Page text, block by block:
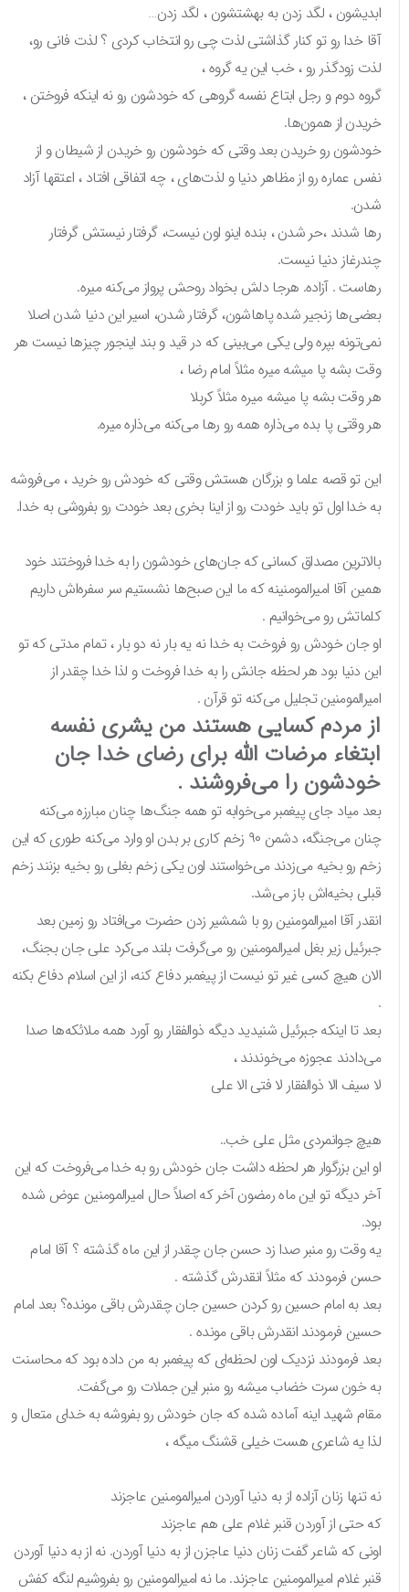
ابدیشون ، لگد زدن به بهشتشون ، لگد زدن…
آقا خدا رو تو کنار گذاشتی لذت چی رو انتخاب کردی ؟ لذت فانی رو،
لذت زودگذر رو ، خب این یه گروه ،
گروه دوم و رجل ابتاع نفسه گروهی که خودشون رو نه اینکه فروختن ،
خریدن از همون‌ها.
خودشون رو خریدن بعد وقتی که خودشون رو خریدن از شیطان و از
نفس عماره رو از مظاهر دنیا و لذت‌های ، چه اتفاقی افتاد ، اعتقها آزاد
شدن.
رها شدند ،حر شدن ، بنده اینو اون نیست، گرفتار نیستش گرفتار
چندرغاز دنیا نیست.
رهاست . آزاده. هرجا دلش بخواد روحش پرواز می‌کنه میره.
بعضی‌ها زنجیر شده پاهاشون، گرفتار شدن، اسیر این دنیا شدن اصلا
نمی‌تونه بپره ولی یکی می‌بینی که در قید و بند اینجور چیزها نیست هر
وقت بشه پا میشه میره مثلاً امام رضا ،
هر وقت بشه پا میشه میره مثلاً کربلا
هر وقتی پا بده می‌ذاره همه رو رها می‌کنه می‌ذاره میره.
این تو قصه علما و بزرگان هستش وقتی که خودش رو خرید ، می‌فروشه
به خدا اول تو باید خودت رو از اینا بخری بعد خودت رو بفروشی به خدا.
بالاترین مصداق کسانی که جان‌های خودشون را به خدا فروختند خود
همین آقا امیرالمومنینه که ما این صبح‌ها نشستیم سر سفره‌اش داریم
کلماتش رو می‌خوانیم .
او جان خودش رو فروخت به خدا نه یه بار نه دو بار ، تمام مدتی که تو
این دنیا بود هر لحظه جانش را به خدا فروخت و لذا خدا چقدر از
امیرالمومنین تجلیل می‌کنه تو قرآن .
از مردم کسایی هستند من یشری نفسه
ابتغاء مرضات الله برای رضای خدا جان
خودشون را می‌فروشند .
بعد میاد جای پیغمبر می‌خوابه تو همه جنگ‌ها چنان مبارزه می‌کنه
چنان می‌جنگه، دشمن ۹۰ زخم کاری بر بدن او وارد می‌کنه طوری که این
زخم رو بخیه می‌زدند می‌خواستند اون یکی زخم بغلی رو بخیه بزنند زخم
قبلی بخیه‌اش باز می‌شد.
انقدر آقا امیرالمومنین رو با شمشیر زدن حضرت می‌افتاد رو زمین بعد
جبرئیل زیر بغل امیرالمومنین رو می‌گرفت بلند می‌کرد علی جان بجنگ،
الان هیچ کسی غیر تو نیست از پیغمبر دفاع کنه، از این اسلام دفاع بکنه
بعد تا اینکه جبرئیل شنیدید دیگه ذوالفقار رو آورد همه ملائکه‌ها صدا
می‌دادند عجوزه می‌خوندند ،
لا سیف الا ذوالفقار لا فتی الا علی
هیچ جوانمردی مثل علی خب..
او این بزرگوار هر لحظه داشت جان خودش رو به خدا می‌فروخت که این
آخر دیگه تو این ماه رمضون آخر که اصلاً حال امیرالمومنین عوض شده
بود.
یه وقت رو منبر صدا زد حسن جان چقدر از این ماه گذشته ؟ آقا امام
حسن فرمودند که مثلاً انقدرش گذشته .
بعد به امام حسین رو کردن حسین جان چقدرش باقی مونده؟ بعد امام
حسین فرمودند انقدرش باقی مونده .
بعد فرمودند نزدیک اون لحظه‌ای که پیغمبر به من داده بود که محاسنت
به خون سرت خضاب میشه رو منبر این جملات رو می‌گفت.
مقام شهید اینه آماده شده که جان خودش رو بفروشه به خدای متعال و
لذا یه شاعری هست خیلی قشنگ میگه ،
نه تنها زنان آزاده از به دنیا آوردن امیرالمومنین عاجزند
که حتی از آوردن قنبر غلام علی هم عاجزند
اونی که شاعر گفت زنان دنیا عاجزن از به دنیا آوردن. نه از به دنیا آوردن
قنبر غلام امیرالمومنین عاجزند. ما نه امیرالمومنین رو بفروشیم لنگه کفش